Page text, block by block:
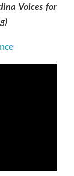
Voices for